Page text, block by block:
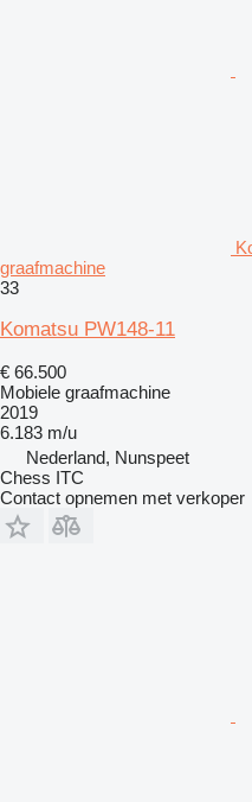
graafmachine
33
Komatsu PW148-11
€ 66.500
Mobiele graafmachine
2019
6.183 m/u
Nederland, Nunspeet
Chess ITC
Contact opnemen met verkoper